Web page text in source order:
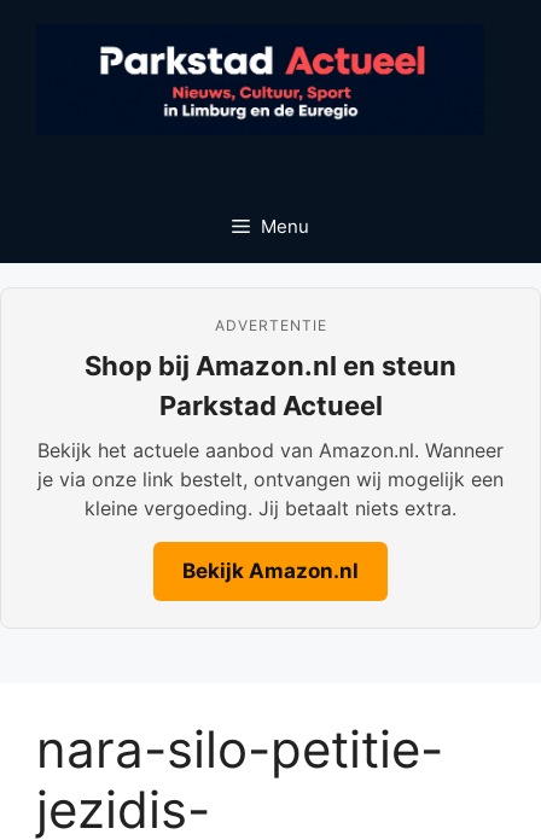
Menu
ADVERTENTIE
Shop bij Amazon.nl en steun
Parkstad Actueel
Bekijk het actuele aanbod van Amazon.nl. Wanneer
je via onze link bestelt, ontvangen wij mogelijk een
kleine vergoeding. Jij betaalt niets extra.
Bekijk Amazon.nl
nara-silo-petitie-
jezidis-